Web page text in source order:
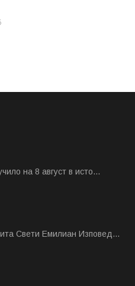
на 8 август в исто...
Свeти Емилиан Изповед...